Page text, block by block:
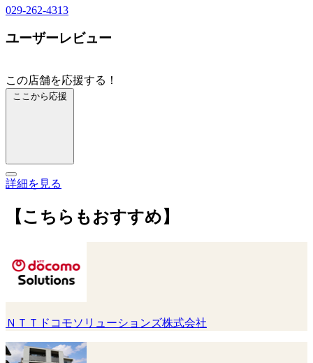
029-262-4313
ユーザーレビュー
この店舗を応援する！
ここから応援
詳細を見る
【こちらもおすすめ】
ＮＴＴドコモソリューションズ株式会社